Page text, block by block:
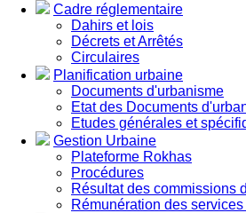
Cadre réglementaire
Dahirs et lois
Décrets et Arrêtés
Circulaires
Planification urbaine
Documents d'urbanisme
Etat des Documents
Etudes générales et
Gestion Urbaine
Plateforme Rokhas
Procédures
Résultat des commissions
Rémunération des